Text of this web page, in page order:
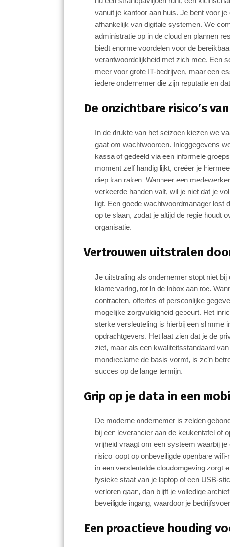
o
o
k
A
p
p
dI
n
vanuit je kantoor aan huis. Je bent voor
afhankelijk van digitale systemen. We
administratie op in de cloud en plannen
biedt enorme voordelen voor de
verantwoordelijkheid met zich mee. Een
meer voor grote IT-bedrijven, maar een
iedere ondernemer die zijn reputatie en
De onzichtbare risico’s
In de drukte van het seizoen kiezen we
gaat om wachtwoorden. Inloggegevens
kassa of gedeeld via een informele
moment zelf handig lijkt, creëer je
diep kan raken. Wanneer een
verkeerde handen valt, wil je niet dat je
ligt. Een goede wachtwoordmanager lost
op te slaan, zodat je altijd de regie houdt
organisatie.
Vertrouwen uitstralen
Je uitstraling als ondernemer stopt niet
klantervaring, tot in de inbox aan toe.
contracten, offertes of persoonlijke
mogelijke zorgvuldigheid gebeurt. Het
sterke versleuteling is hierbij een slimme
opdrachtgevers. Het laat zien dat je de
ziet, maar als een kwaliteitsstandaard
mondreclame de basis vormt, is zo’n
succes op de lange termijn.
Grip op je data in een
De moderne ondernemer is zelden
bij een leverancier aan de keukentafel of
vrijheid vraagt om een systeem waarbij
risico loopt op onbeveiligde openbare
in een versleutelde cloudomgeving zorgt
fysieke staat van je laptop of een USB-
verloren gaan, dan blijft je volledige
beveiligde ingang, waardoor je
Een proactieve houding